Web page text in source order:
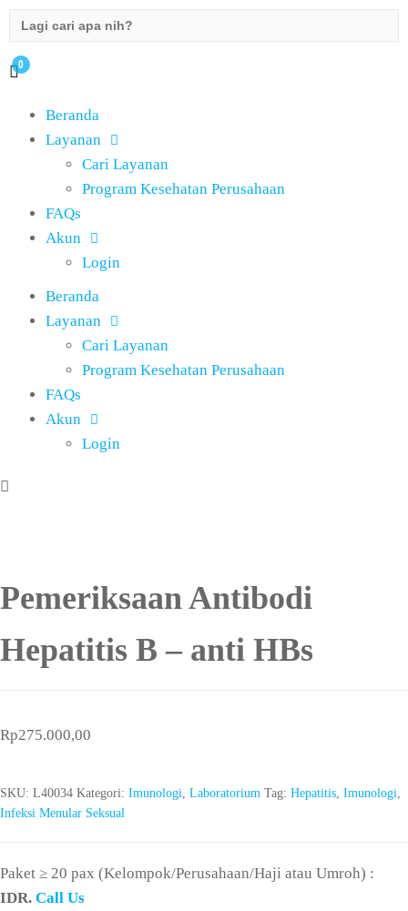
for:
0
Beranda
Layanan
Cari Layanan
Program Kesehatan Perusahaan
FAQs
Akun
Login
Beranda
Layanan
Cari Layanan
Program Kesehatan Perusahaan
FAQs
Akun
Login
Pemeriksaan Antibodi
Hepatitis B – anti HBs
Rp275.000,00
SKU: L40034 Kategori: Imunologi, Laboratorium Tag: Hepatitis, Imunologi,
Infeksi Menular Seksual
Paket ≥ 20 pax (Kelompok/Perusahaan/Haji atau Umroh) :
IDR. Call Us